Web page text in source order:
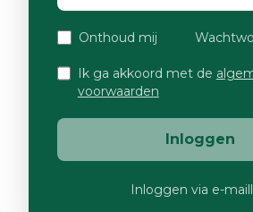
Onthoud mij
Ik ga akkoord met de
voorwaarden
Inloggen
Inloggen via e-